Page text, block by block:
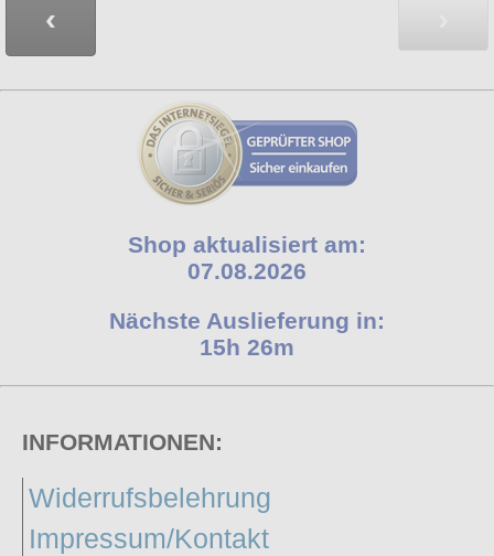
‹
Shop aktualisiert am:
07.08.2026
Nächste Auslieferung in:
15h 26m
INFORMATIONEN:
Widerrufsbelehrung
Impressum/Kontakt